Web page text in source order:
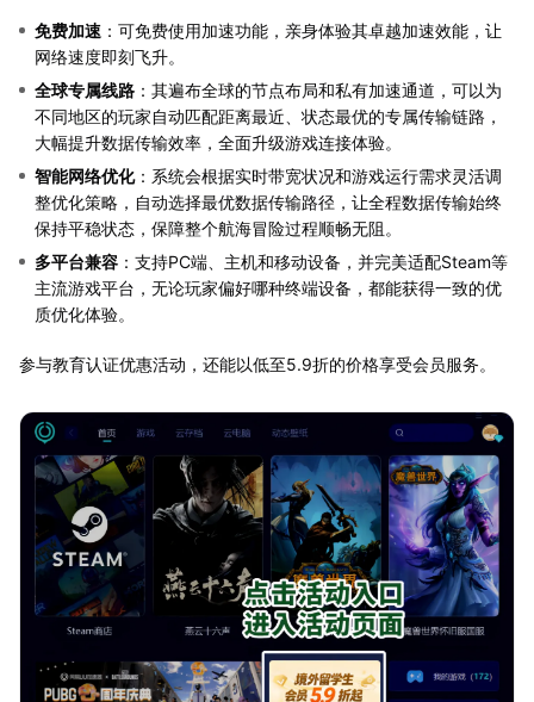
免费加速 ：可免费使用加速功能，亲身体验其卓越加速效能，让
网络速度即刻飞升。
全球专属线路 ：其遍布全球的节点布局和私有加速通道，可以为
不同地区的玩家自动匹配距离最近、状态最优的专属传输链路，
大幅提升数据传输效率，全面升级游戏连接体验。
智能网络优化：系统会根据实时带宽状况和游戏运行需求灵活调
整优化策略，自动选择最优数据传输路径，让全程数据传输始终
保持平稳状态，保障整个航海冒险过程顺畅无阻。
多平台兼容 ：支持PC端、主机和移动设备，并完美适配Steam等
主流游戏平台，无论玩家偏好哪种终端设备，都能获得一致的优
质优化体验。
参与教育认证优惠活动，还能以低至5.9折的价格享受会员服务。